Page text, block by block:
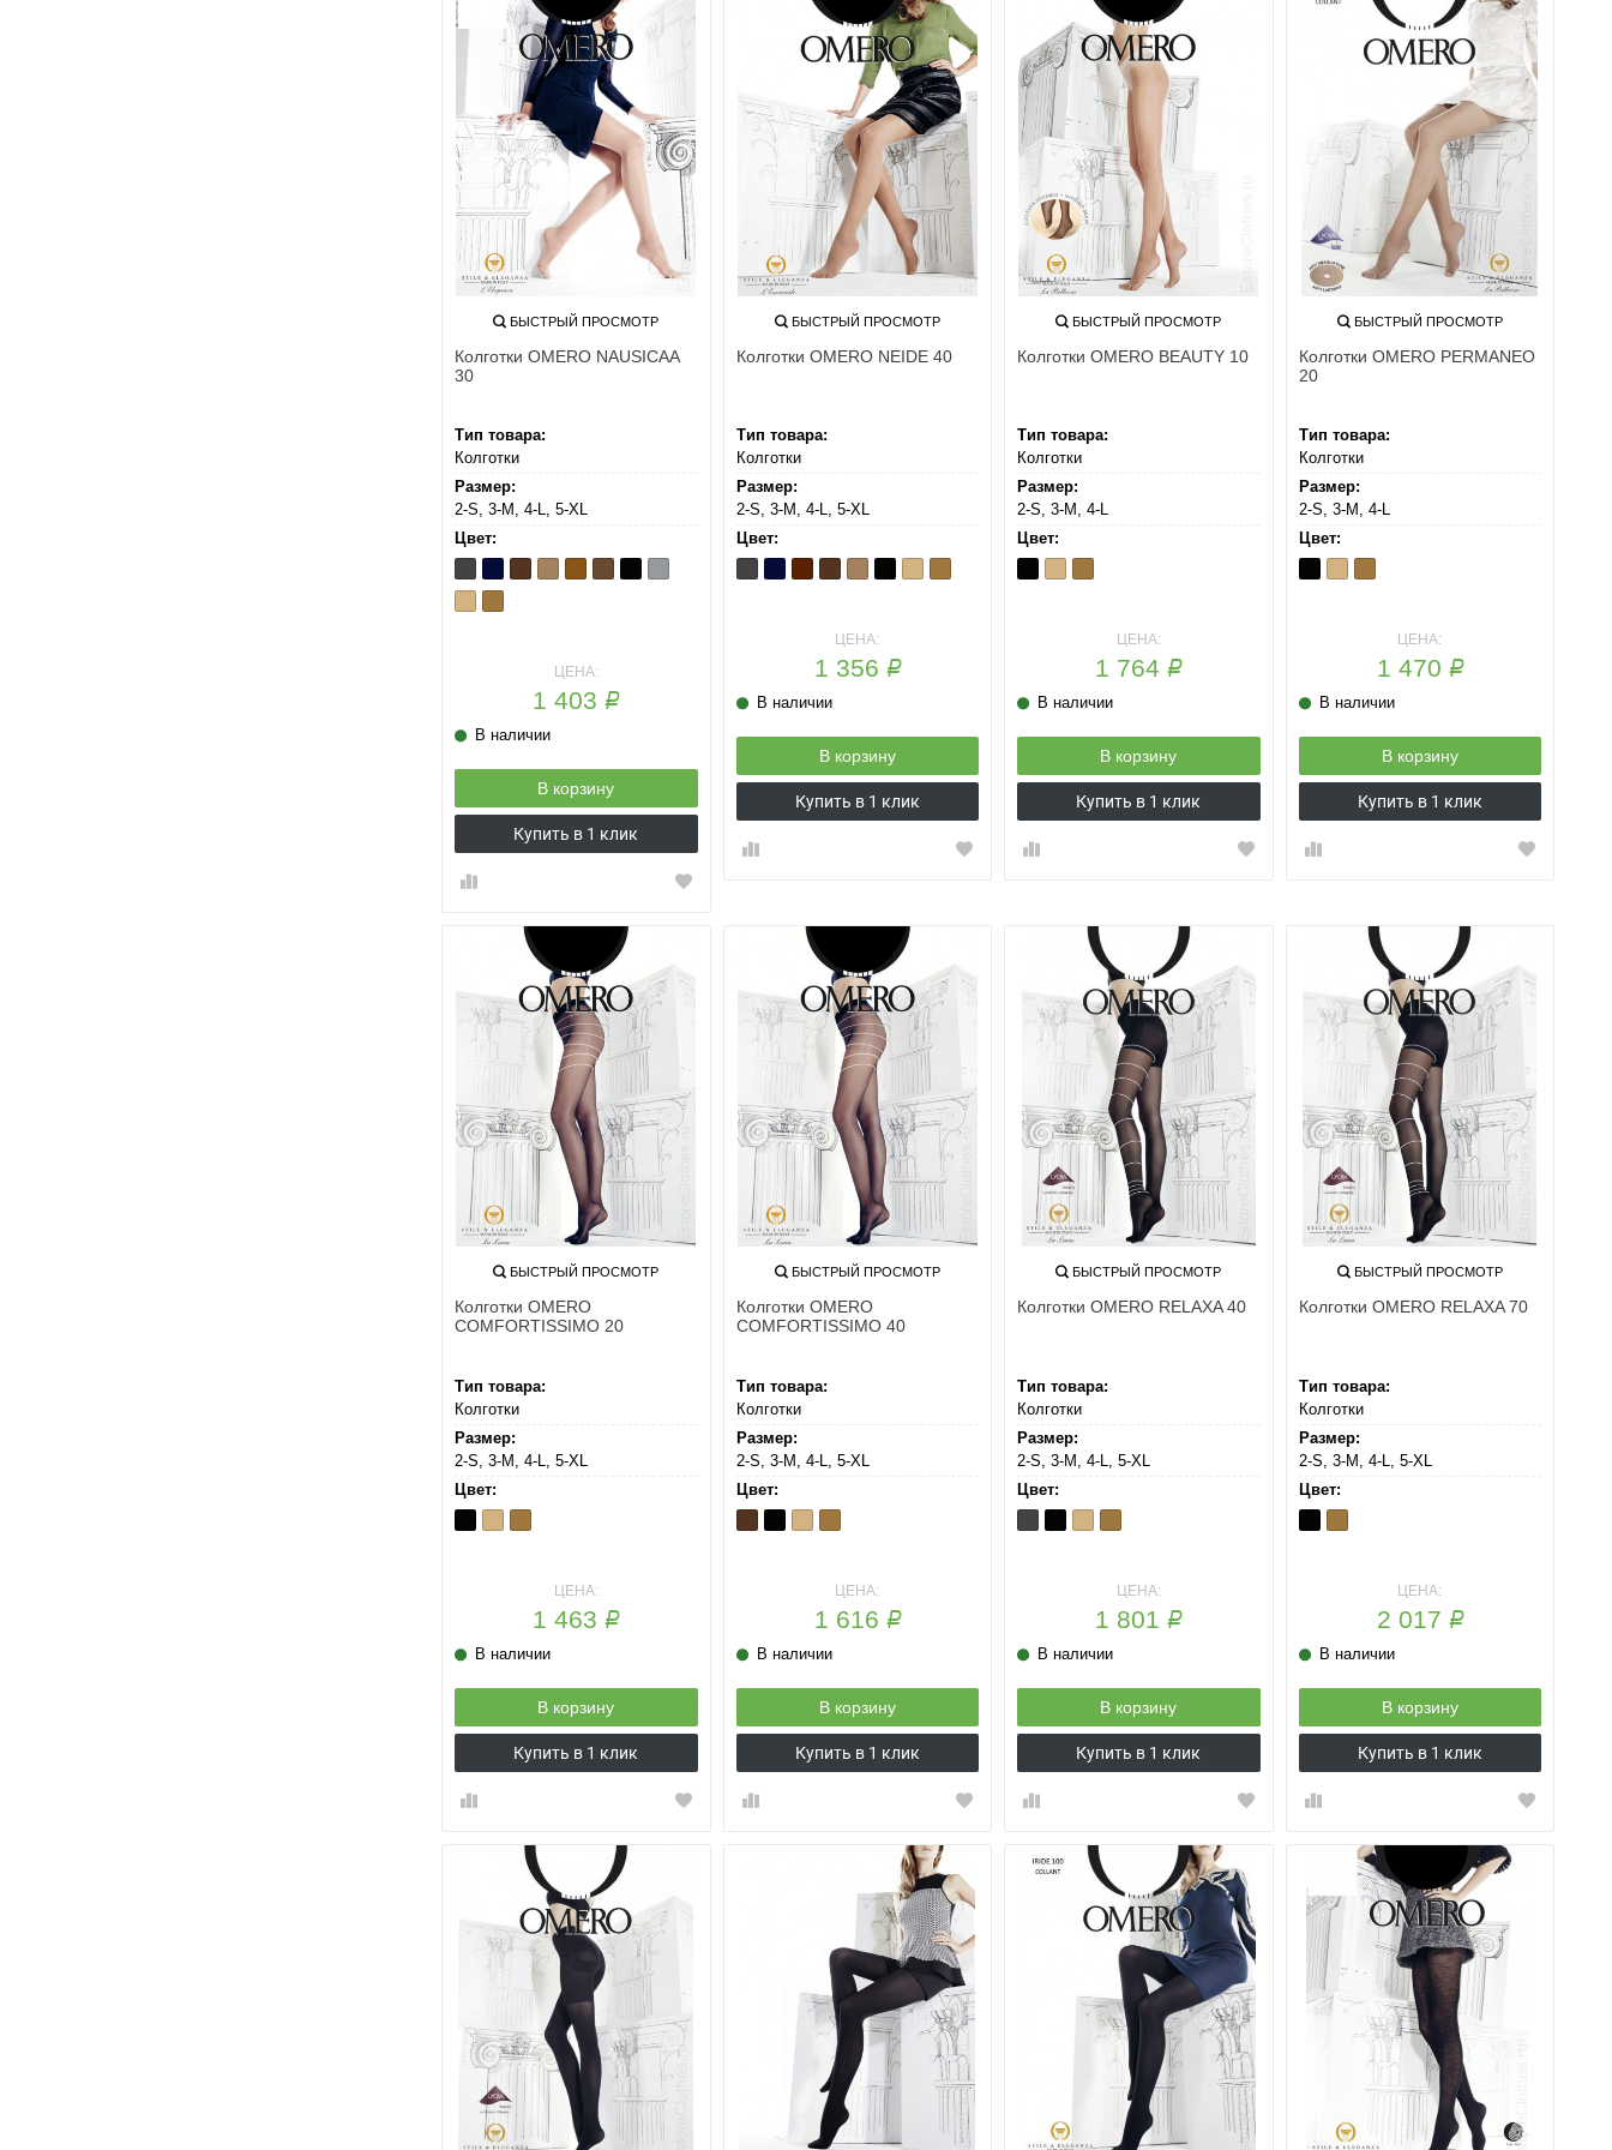
БЫСТРЫЙ ПРОСМОТР
Колготки OMERO NAUSICAA
30
Тип товара:
Колготки
Размер:
2-S, 3-M, 4-L, 5-XL
Цвет:
Antracite
Blu Cappuccio
Cognac
Ibic MokaNero
Platino
PlayaTe
ЦЕНА:
1 403Р
В наличии
В корзину
Купить в 1 клик
БЫСТРЫЙ ПРОСМОТР
Колготки OMERO NEIDE 40
Тип товара:
Колготки
Размер:
2-S, 3-M, 4-L, 5-XL
Цвет:
Antracite
Blu Cappuccino
Cappuccio
Cognac
Nero PlayaTe
ЦЕНА:
1 356 Р
В наличии
В корзину
Купить в 1 клик
БЫСТРЫЙ ПРОСМОТР
Колготки OMERO BEAUTY 10
Тип товара:
Колготки
Размер:
2-S, 3-M, 4-L
Цвет:
Nero
PlayaTe
ЦЕНА:
1 764Р
В наличии
В корзину
Купить в 1 клик
БЫСТРЫЙ ПРОСМОТР
Колготки OMERO PERMANEO
20
Тип товара:
Колготки
Размер:
2-S, 3-M, 4-L
Цвет:
Nero
PlayaTe
ЦЕНА:
1 470 Р
В наличии
В корзину
Купить в 1 клик
БЫСТРЫЙ ПРОСМОТР
Колготки OMERO
COMFORTISSIMO 20
Тип товара:
Колготки
Размер:
2-S, 3-M, 4-L, 5-XL
Цвет:
Nero
PlayaTe
ЦЕНА:
1 463Р
В наличии
В корзину
Купить в 1 клик
БЫСТРЫЙ ПРОСМОТР
Колготки OMERO
COMFORTISSIMO 40
Тип товара:
Колготки
Размер:
2-S, 3-M, 4-L, 5-XL
Цвет:
Cappuccio
Nero PlayaTe
ЦЕНА:
1 616 Р
В наличии
В корзину
Купить в 1 клик
БЫСТРЫЙ ПРОСМОТР
Колготки OMERO RELAXA 40
Тип товара:
Колготки
Размер:
2-S, 3-M, 4-L, 5-XL
Цвет:
Antracite
Nero PlayaTe
ЦЕНА:
1 801Р
В наличии
В корзину
Купить в 1 клик
БЫСТРЫЙ ПРОСМОТР
Колготки OMERO RELAXA 70
Тип товара:
Колготки
Размер:
2-S, 3-M, 4-L, 5-XL
Цвет:
NeroTe
ЦЕНА:
2 017 Р
В наличии
В корзину
Купить в 1 клик